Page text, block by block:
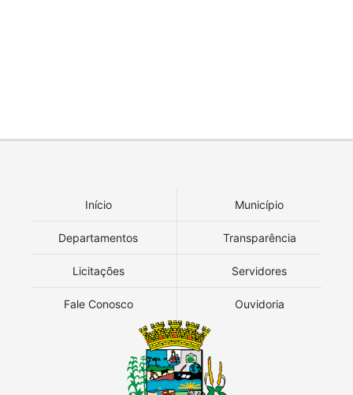
Início Município
Departamentos Transparência
Licitações Servidores
Fale Conosco Ouvidoria